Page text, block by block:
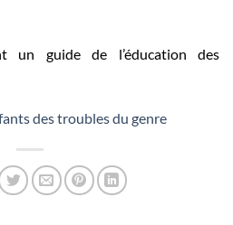
un guide de l’éducation des
des troubles du genre